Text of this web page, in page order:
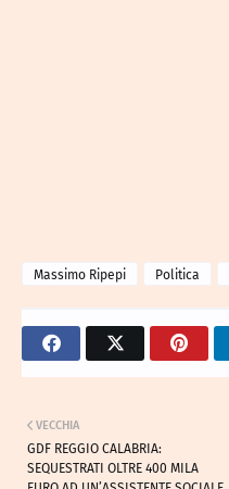
Massimo Ripepi Politica
VECCHIA
GDF REGGIO CALABRIA:
SEQUESTRATI OLTRE 400 MILA